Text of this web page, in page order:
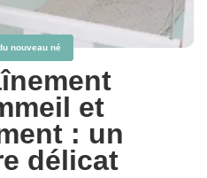
nouveau né
et
: un
délicat